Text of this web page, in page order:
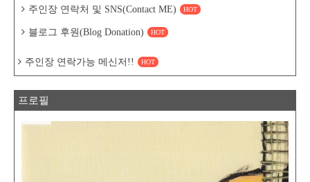
주인장 연락처 및 SNS(Contact ME) HOT
블로그 후원(Blog Donation) HOT
주인장 연락가능 메신저!! HOT
프로필